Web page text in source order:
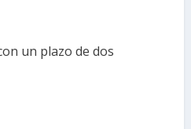
un plazo de dos